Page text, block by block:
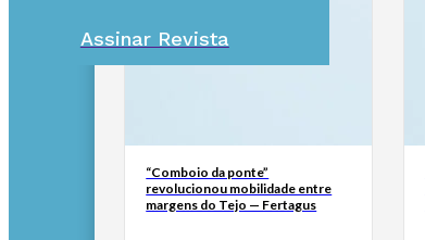
Assinar Revista
“Comboio da ponte”
revolucionou mobilidade entre
margens do Tejo — Fertagus